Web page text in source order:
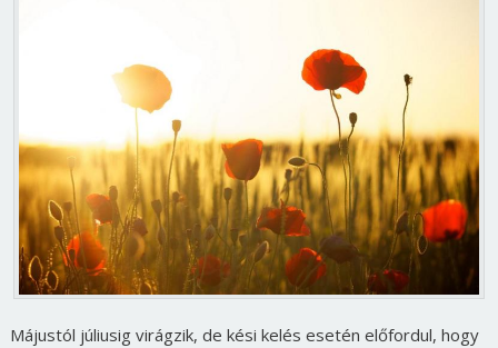
Májustól júliusig virágzik, de kési kelés esetén előfordul, hogy